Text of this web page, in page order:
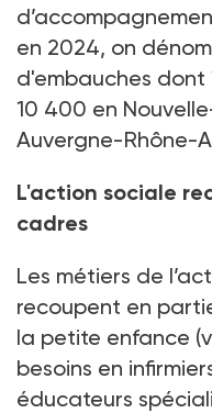
en 2024, on
d'embauches dont
10 400 en
Auvergne-Rhône-
L'action sociale
cadres
Les métiers de
recoupent en
la petite enfance
besoins en
éducateurs